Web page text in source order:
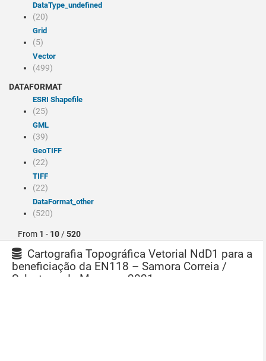
dataType_undefined
(20)
Grid
(5)
Vector
(499)
DATAFORMAT
ESRI Shapefile
(25)
GML
(39)
GeoTIFF
(22)
TIFF
(22)
dataFormat_other
(520)
From 1 - 10 /520
Cartografia Topográfica Vetorial NdD1 para a
beneficiação da EN118 – Samora Correia /
Salvaterra de Magos – 2021